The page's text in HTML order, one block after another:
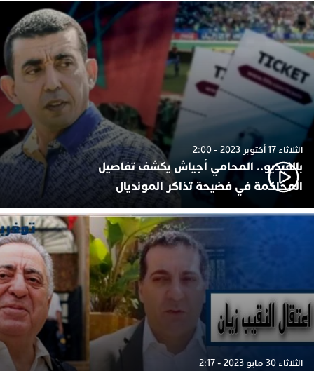
الثلاثاء 17 أكتوبر 2023 - 2:00
بالفيديو.. المحامي أجياش يكشف تفاصيل
المحاكمة في فضيحة تذاكر المونديال
الثلاثاء 30 مايو 2023 - 2:17